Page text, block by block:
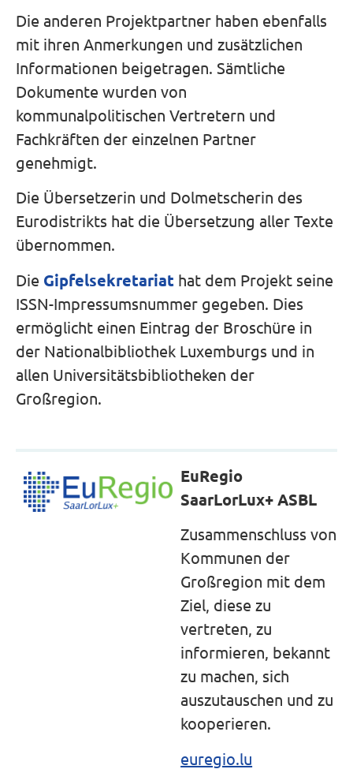
Die anderen Projektpartner haben ebenfalls
mit ihren Anmerkungen und zusätzlichen
Informationen beigetragen. Sämtliche
Dokumente wurden von
kommunalpolitischen Vertretern und
Fachkräften der einzelnen Partner
genehmigt.
Die Übersetzerin und Dolmetscherin des
Eurodistrikts hat die Übersetzung aller Texte
übernommen.
Die Gipfelsekretariat hat dem Projekt seine
ISSN-Impressumsnummer gegeben. Dies
ermöglicht einen Eintrag der Broschüre in
der Nationalbibliothek Luxemburgs und in
allen Universitätsbibliotheken der
Großregion.
EuRegio
SaarLorLux+ ASBL
Zusammenschluss von
Kommunen der
Großregion mit dem
Ziel, diese zu
vertreten, zu
informieren, bekannt
zu machen, sich
auszutauschen und zu
kooperieren.
euregio.lu